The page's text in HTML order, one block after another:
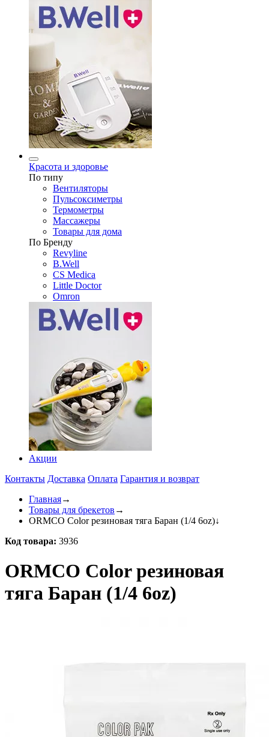
Красота и здоровье
По типу
Вентиляторы
Пульсоксиметры
Термометры
Массажеры
Товары для дома
По Бренду
Revyline
B.Well
CS Medica
Little Doctor
Omron
Акции
Контакты Доставка Оплата Гарантия и возврат
Главная→
Товары для брекетов →
ORMCO Color резиновая тяга Баран (1/4 6oz)↓
Код товара: 3936
ORMCO Color резиновая
тяга Баран (1/4 6oz)